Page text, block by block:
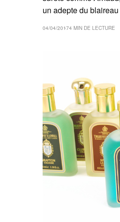
un adepte du
04/04/20174 MIN DE LECTURE